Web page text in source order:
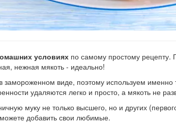
условиях по самому простому рецепту.
нежная мякоть - идеально!
виде, поэтому используем именно
удаляются легко и просто, а мякоть не
муку не только высшего, но и других
добавить свои любимые.